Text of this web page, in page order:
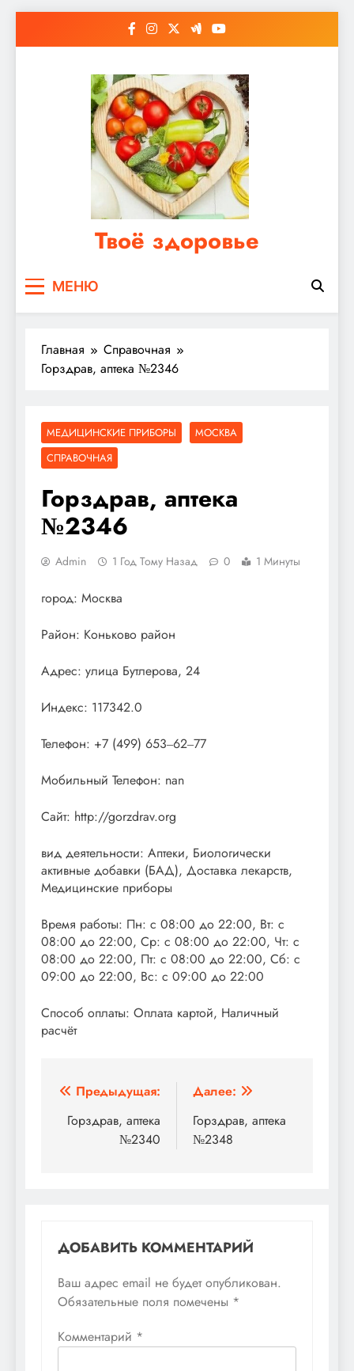
Твоё здоровье
мужском здоровье
МЕНЮ
Главная
Справочная
Горздрав, аптека №2346
МЕДИЦИНСКИЕ ПРИБОРЫ
МОСКВА
СПРАВОЧНАЯ
Горздрав, аптека
№2346
Admin 1 Год Тому Назад 0 1 Минуты
город: Москва
Район: Коньково район
Адрес: улица Бутлерова, 24
Индекс: 117342.0
Телефон: +7 (499) 653‒62‒77
Мобильный Телефон: nan
Сайт: http://gorzdrav.org
вид деятельности: Аптеки, Биологически
активные добавки (БАД), Доставка лекарств,
Медицинские приборы
Время работы: Пн: с 08:00 до 22:00, Вт: с
08:00 до 22:00, Ср: с 08:00 до 22:00, Чт: с
08:00 до 22:00, Пт: с 08:00 до 22:00, Сб: с
09:00 до 22:00, Вс: с 09:00 до 22:00
Способ оплаты: Оплата картой, Наличный
расчёт
Навигация
по
записям
Предыдущая:
Горздрав, аптека
№2340
Далее:
Горздрав, аптека
№2348
ДОБАВИТЬ КОММЕНТАРИЙ
Ваш адрес email не будет опубликован.
Обязательные поля помечены *
Комментарий *